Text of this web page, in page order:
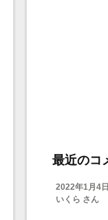
最近のコ
2022年1月4日
いくら さん